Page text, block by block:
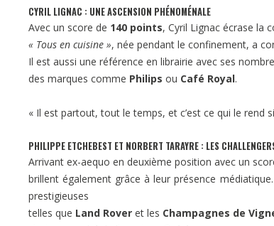
CYRIL LIGNAC : UNE ASCENSION PHÉNOMÉNALE
Avec un score de 140 points, Cyril Lignac écrase la
« Tous en cuisine », née pendant le confinement, a
Il est aussi une référence en librairie avec ses
des marques comme Philips ou Café Royal.
« Il est partout, tout le temps, et c’est ce qui le rend
PHILIPPE ETCHEBEST ET NORBERT TARAYRE : LES
Arrivant ex-aequo en deuxième position avec un
brillent également grâce à leur présence
prestigieuses
telles que Land Rover et les Champagnes de